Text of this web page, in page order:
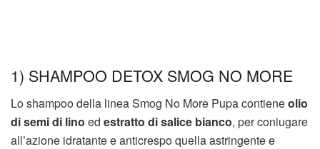
1) SHAMPOO DETOX SMOG NO MORE
Lo shampoo della linea Smog No More Pupa contieneolio
di semi di lino ed estratto di salice bianco, per coniugare
all’azione idratante e anticrespo quella astringente e